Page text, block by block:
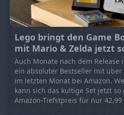
Lego bringt den Game
mit Mario & Zelda jetzt
Auch Monate nach dem Release
ein absoluter Bestseller mit über
im letzten Monat bei Amazon.
kann sich das kultige Set jetzt
Amazon-Tiefstpreis für nur 42,99